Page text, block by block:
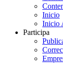
Inicio
Inicio
Participa